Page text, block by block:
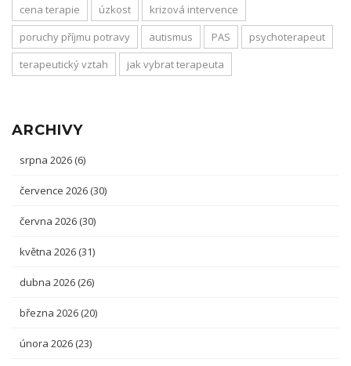
cena terapie
úzkost
krizová intervence
poruchy příjmu potravy
autismus PAS
psychoterapeut
terapeutický vztah
jak vybrat terapeuta
ARCHIVY
srpna 2026 (6)
července 2026 (30)
června 2026 (30)
května 2026 (31)
dubna 2026 (26)
března 2026 (20)
února 2026 (23)